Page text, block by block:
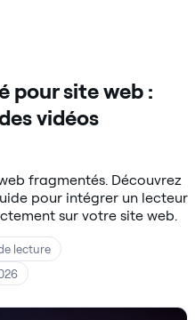
pour site web :
vidéos
fragmentés. Découvrez
pour intégrer un lecteur
sur votre site web.
lecture